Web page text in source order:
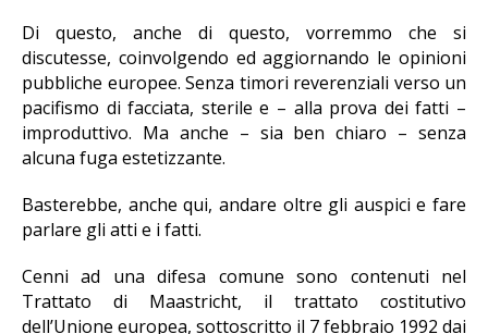
Di questo, anche di questo, vorremmo che si
discutesse, coinvolgendo ed aggiornando le opinioni
pubbliche europee. Senza timori reverenziali verso un
pacifismo di facciata, sterile e – alla prova dei fatti –
improduttivo. Ma anche – sia ben chiaro – senza
alcuna fuga estetizzante.
Basterebbe, anche qui, andare oltre gli auspici e fare
parlare gli atti e i fatti.
Cenni ad una difesa comune sono contenuti nel
Trattato di Maastricht, il trattato costitutivo
dell’Unione europea, sottoscritto il 7 febbraio 1992 dai